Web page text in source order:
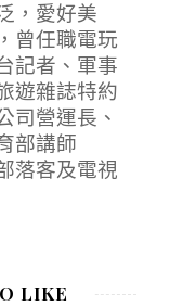
，愛好美
曾任職電玩
記者、軍事
遊雜誌特約
司營運長、
部講師
落客及電視
LIKE